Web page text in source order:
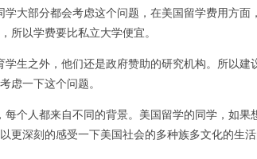
大部分都会考虑这个问题，在美国留学费用方面
所以学费要比私立大学便宜。
之外，他们还是政府赞助的研究机构。所以建
虑一下这个问题。
人都来自不同的背景。美国留学的同学，如果
更深刻的感受一下美国社会的多种族多文化的生活